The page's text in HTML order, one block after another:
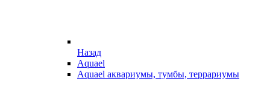
Назад
Aquael
Aquael аквариумы, тумбы, террариумы